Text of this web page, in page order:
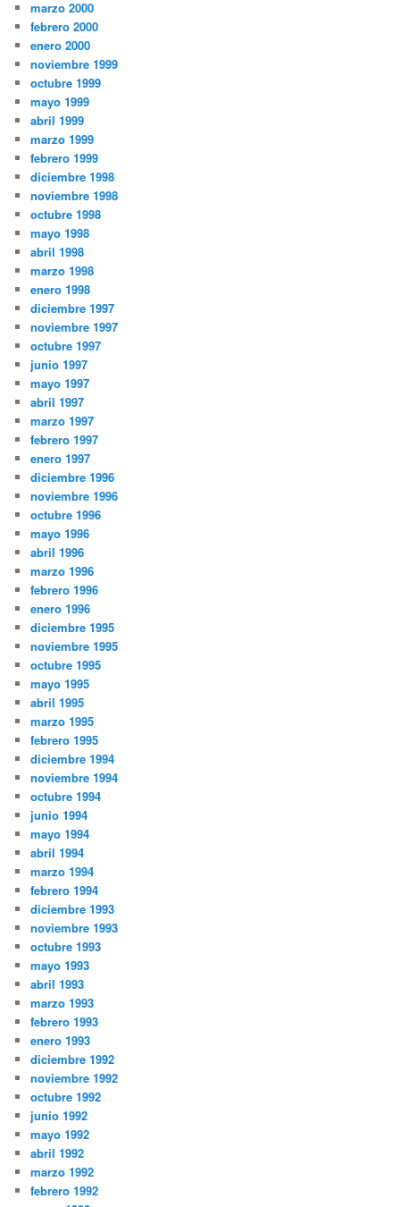
marzo 2000
febrero 2000
enero 2000
noviembre 1999
octubre 1999
mayo 1999
abril 1999
marzo 1999
febrero 1999
diciembre 1998
noviembre 1998
octubre 1998
mayo 1998
abril 1998
marzo 1998
enero 1998
diciembre 1997
noviembre 1997
octubre 1997
junio 1997
mayo 1997
abril 1997
marzo 1997
febrero 1997
enero 1997
diciembre 1996
noviembre 1996
octubre 1996
mayo 1996
abril 1996
marzo 1996
febrero 1996
enero 1996
diciembre 1995
noviembre 1995
octubre 1995
mayo 1995
abril 1995
marzo 1995
febrero 1995
diciembre 1994
noviembre 1994
octubre 1994
junio 1994
mayo 1994
abril 1994
marzo 1994
febrero 1994
diciembre 1993
noviembre 1993
octubre 1993
mayo 1993
abril 1993
marzo 1993
febrero 1993
enero 1993
diciembre 1992
noviembre 1992
octubre 1992
junio 1992
mayo 1992
abril 1992
marzo 1992
febrero 1992